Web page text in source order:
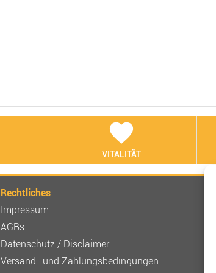
favorite
VITALITÄT
Rechtliches
Impressum
AGBs
Datenschutz / Disclaimer
Versand- und Zahlungsbedingungen